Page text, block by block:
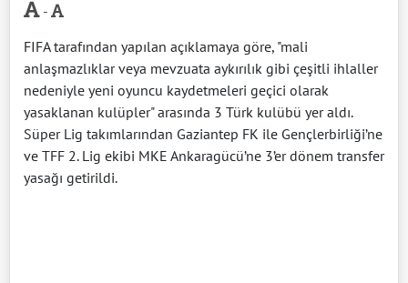
-
FIFA tarafından yapılan açıklamaya göre, "mali
anlaşmazlıklar veya mevzuata aykırılık gibi çeşitli ihlaller
nedeniyle yeni oyuncu kaydetmeleri geçici olarak
yasaklanan kulüpler" arasında 3 Türk kulübü yer aldı.
Süper Lig takımlarından Gaziantep FK ile Gençlerbirliği’ne
ve TFF 2. Lig ekibi MKE Ankaragücü’ne 3’er dönem transfer
yasağı getirildi.